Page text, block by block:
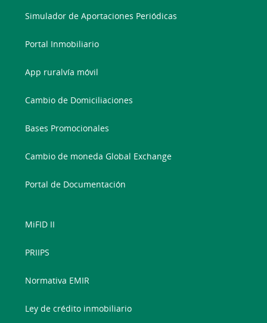
Simulador de Aportaciones Periódicas
Portal Inmobiliario
App ruralvía móvil
Cambio de Domiciliaciones
Bases Promocionales
Cambio de moneda Global Exchange
Portal de Documentación
MiFID II
PRIIPS
Normativa EMIR
Ley de crédito inmobiliario